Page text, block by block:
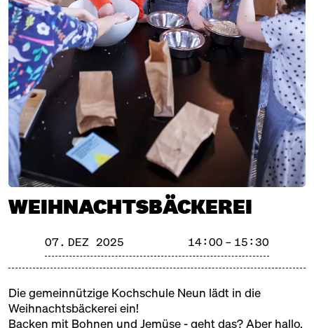
WEIHNACHTSBÄCKEREI
07. DEZ 2025 14:00 – 15:30
Die gemeinnützige Kochschule Neun lädt in die
Weihnachtsbäckerei ein!
Backen mit Bohnen und Jemüse - geht das? Aber hallo,
HANDGEMACHT, GUT UND SCHÖN.
Das Angebot in unserer Merry Markthalle ist ebenso
vielfältig wie liebevoll ausgewählt. Von Backwaren und
Kinderbekleidung, Schmuck, Seifen, Ölen, Büchern,
Spielen, Taschen, Schals, Schreibwaren, Tee, Pralinen
Köstlichkeiten – als Geschenk oder zum sofortigen
Genuss.